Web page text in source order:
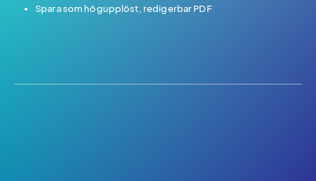
Spara som högupplöst, redigerbar PDF